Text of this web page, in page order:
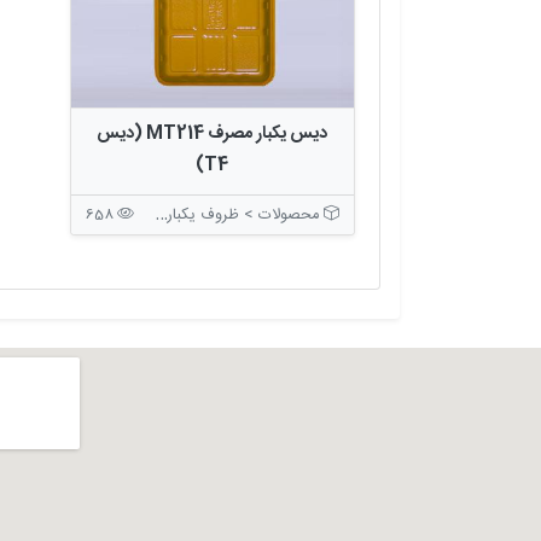
دیس یکبار مصرف MT214 (دیس
T4)
محصولات > ظروف یکبار مصرف > ظروف بسته بندی بدون درب 658